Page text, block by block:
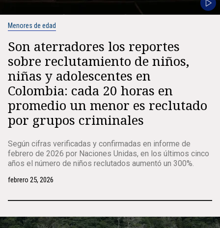
Menores de edad
Son aterradores los reportes
sobre reclutamiento de niños,
niñas y adolescentes en
Colombia: cada 20 horas en
promedio un menor es reclutado
por grupos criminales
Según cifras verificadas y confirmadas en informe de
febrero de 2026 por Naciones Unidas, en los últimos cinco
años el número de niños reclutados aumentó un 300%.
febrero 25, 2026